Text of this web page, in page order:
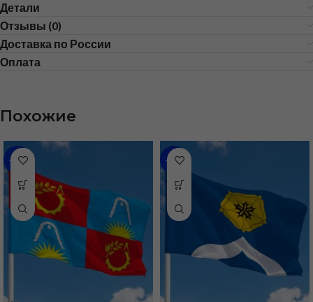
Детали
Отзывы (0)
Доставка по России
Оплата
Похожие
-48% -48%